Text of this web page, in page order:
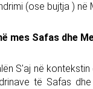
(ose bujtja ) në
mes Safas dhe
S'aj në
të Safas dhe